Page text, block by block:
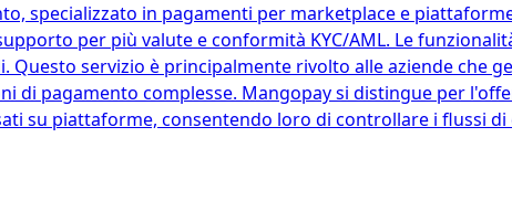
specializzato in pagamenti per marketplace e
per più valute e conformità KYC/AML. Le
Questo servizio è principalmente rivolto alle aziende che
di pagamento complesse. Mangopay si distingue per
su piattaforme, consentendo loro di controllare i flussi